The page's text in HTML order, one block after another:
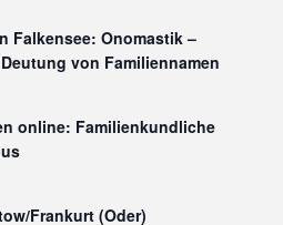
Falkensee: Onomastik –
von Familiennamen
online: Familienkundliche
Frankurt (Oder)